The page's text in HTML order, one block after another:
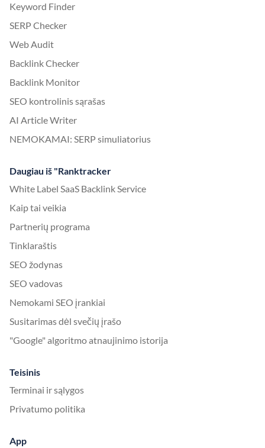
Keyword Finder
SERP Checker
Web Audit
Backlink Checker
Backlink Monitor
SEO kontrolinis sąrašas
AI Article Writer
NEMOKAMAI: SERP simuliatorius
Daugiau iš "Ranktracker
White Label SaaS Backlink Service
Kaip tai veikia
Partnerių programa
Tinklaraštis
SEO žodynas
SEO vadovas
Nemokami SEO įrankiai
Susitarimas dėl svečių įrašo
"Google" algoritmo atnaujinimo istorija
Teisinis
Terminai ir sąlygos
Privatumo politika
App